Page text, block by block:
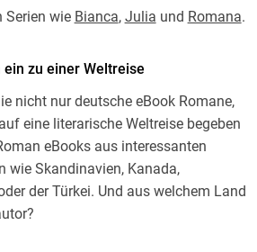
Serien wie Bianca, Julia und Romana.
zu einer Weltreise
nicht nur deutsche eBook Romane,
eine literarische Weltreise begeben
eBooks aus interessanten
wie Skandinavien, Kanada,
der Türkei. Und aus welchem Land